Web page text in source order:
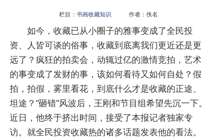
栏目： 书画收藏知识 作者：佚名
如今，收藏已从小圈子的雅事变成了全民投
资、人皆可谈的俗事，收藏到底离我们更近还是更
远了？疯狂的拍卖会，动辄过亿的激情竞拍，艺术
的事变成了发财的事，该如何看待又如何自处？假
拍，拍假，雾里看花，到底什么才是收藏的正途、
坦途？“砸错”风波后，王刚和节目组希望先沉一下。
近日，他终于挤出时间，接受了本报记者独家专
访。就全民投资收藏热的诸多话题发表他的看法。